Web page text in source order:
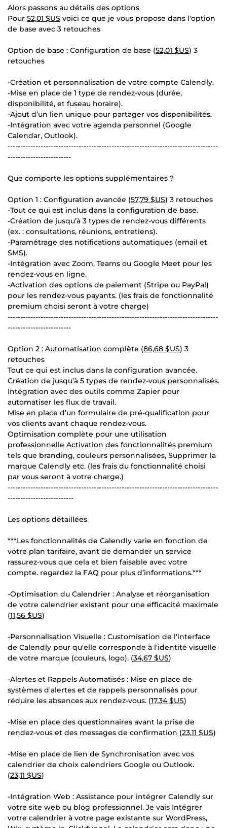
Alors passons au détails des options
Pour 52,01 $US voici ce que je vous propose dans l'option
de base avec 3 retouches
Option de base : Configuration de base (52,01 $US) 3
retouches
-Création et personnalisation de votre compte Calendly.
-Mise en place de 1 type de rendez-vous (durée,
disponibilité, et fuseau horaire).
-Ajout d’un lien unique pour partager vos disponibilités.
-Intégration avec votre agenda personnel (Google
Calendar, Outlook).
-----------------------------------------------------------------------------------
-------------------------
Que comporte les options supplémentaires ?
Option 1 : Configuration avancée (57,79 $US) 3 retouches
-Tout ce qui est inclus dans la configuration de base.
-Création de jusqu’à 3 types de rendez-vous différents
(ex. : consultations, réunions, entretiens).
-Paramétrage des notifications automatiques (email et
SMS).
-Intégration avec Zoom, Teams ou Google Meet pour les
rendez-vous en ligne.
-Activation des options de paiement (Stripe ou PayPal)
pour les rendez-vous payants. (les frais de fonctionnalité
premium choisi seront à votre charge)
-----------------------------------------------------------------------------------
-------------------------
Option 2 : Automatisation complète (86,68 $US) 3
retouches
Tout ce qui est inclus dans la configuration avancée.
Création de jusqu’à 5 types de rendez-vous personnalisés.
Intégration avec des outils comme Zapier pour
automatiser les flux de travail.
Mise en place d’un formulaire de pré-qualification pour
vos clients avant chaque rendez-vous.
Optimisation complète pour une utilisation
professionnelle Activation des fonctionnalités premium
tels que branding, couleurs personnalisées, Supprimer la
marque Calendly etc. (les frais du fonctionnalité choisi
par vous seront à votre charge.)
-----------------------------------------------------------------------------------
--------------------------
Les options détaillées
***Les fonctionnalités de Calendly varie en fonction de
votre plan tarifaire, avant de demander un service
rassurez-vous que cela et bien faisable avec votre
compte. regardez la FAQ pour plus d’informations.***
-Optimisation du Calendrier : Analyse et réorganisation
de votre calendrier existant pour une efficacité maximale
(11,56 $US)
-Personnalisation Visuelle : Customisation de l'interface
de Calendly pour qu'elle corresponde à l'identité visuelle
de votre marque (couleurs, logo). (34,67 $US)
-Alertes et Rappels Automatisés : Mise en place de
systèmes d'alertes et de rappels personnalisés pour
réduire les absences aux rendez-vous. (17,34 $US)
-Mise en place des questionnaires avant la prise de
rendez-vous et des messages de confirmation (23,11 $US)
-Mise en place de lien de Synchronisation avec vos
calendrier de choix calendriers Google ou Outlook.
(23,11 $US)
-Intégration Web : Assistance pour intégrer Calendly sur
votre site web ou blog professionnel. Je vais Intégrer
votre calendrier à votre page existante sur WordPress,